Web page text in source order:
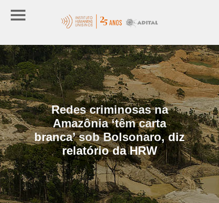
Redes criminosas na
Amazônia ‘têm carta
branca’ sob Bolsonaro, diz
relatório da HRW